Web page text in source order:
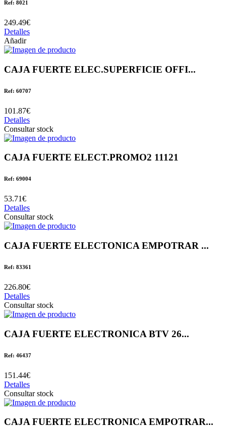
Ref: 8021
249.49€
Detalles
Añadir
CAJA FUERTE ELEC.SUPERFICIE OFFI...
Ref: 60707
101.87€
Detalles
Consultar stock
CAJA FUERTE ELECT.PROMO2 11121
Ref: 69004
53.71€
Detalles
Consultar stock
CAJA FUERTE ELECTONICA EMPOTRAR ...
Ref: 83361
226.80€
Detalles
Consultar stock
CAJA FUERTE ELECTRONICA BTV 26...
Ref: 46437
151.44€
Detalles
Consultar stock
CAJA FUERTE ELECTRONICA EMPOTRAR...